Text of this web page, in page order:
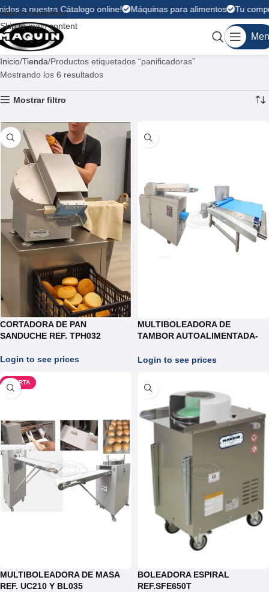
Skip to navigation
Skip to main content
a nuestra Cátalogo online! Máquinas para alimentos Tu
Inicio Tienda Productos etiquetados “panificadoras”
Mostrando los 6 resultados
Mostrar filtro
CORTADORA DE PAN
SANDUCHE REF. TPH032
Login to see prices
MULTIBOLEADORA DE
TAMBOR AUTOALIMENTADA-
Login to see prices
OFERTA
MULTIBOLEADORA DE MASA
REF. UC210 Y BL035
BOLEADORA ESPIRAL
REF.SFE650T